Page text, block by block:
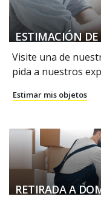
ESTIMACIÓN DE
Visite una de
pida a nuestros
Estimar mis objetos
RETIRADA A